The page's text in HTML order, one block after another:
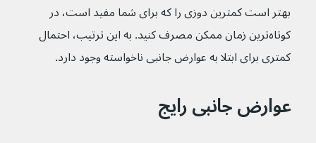
بهتر است کمترین دوزی را که برای شما مفید است، در
کوتاه‌ترین زمان ممکن مصرف کنید. به این ترتیب، احتمال
کمتری برای ابتلا به عوارض جانبی ناخواسته وجود دارد.
عوارض جانبی رایج